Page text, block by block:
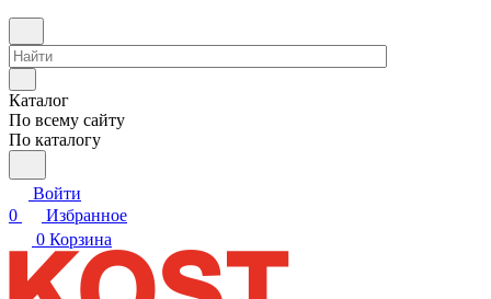
Каталог
По всему сайту
По каталогу
Войти
0
Избранное
0 Корзина